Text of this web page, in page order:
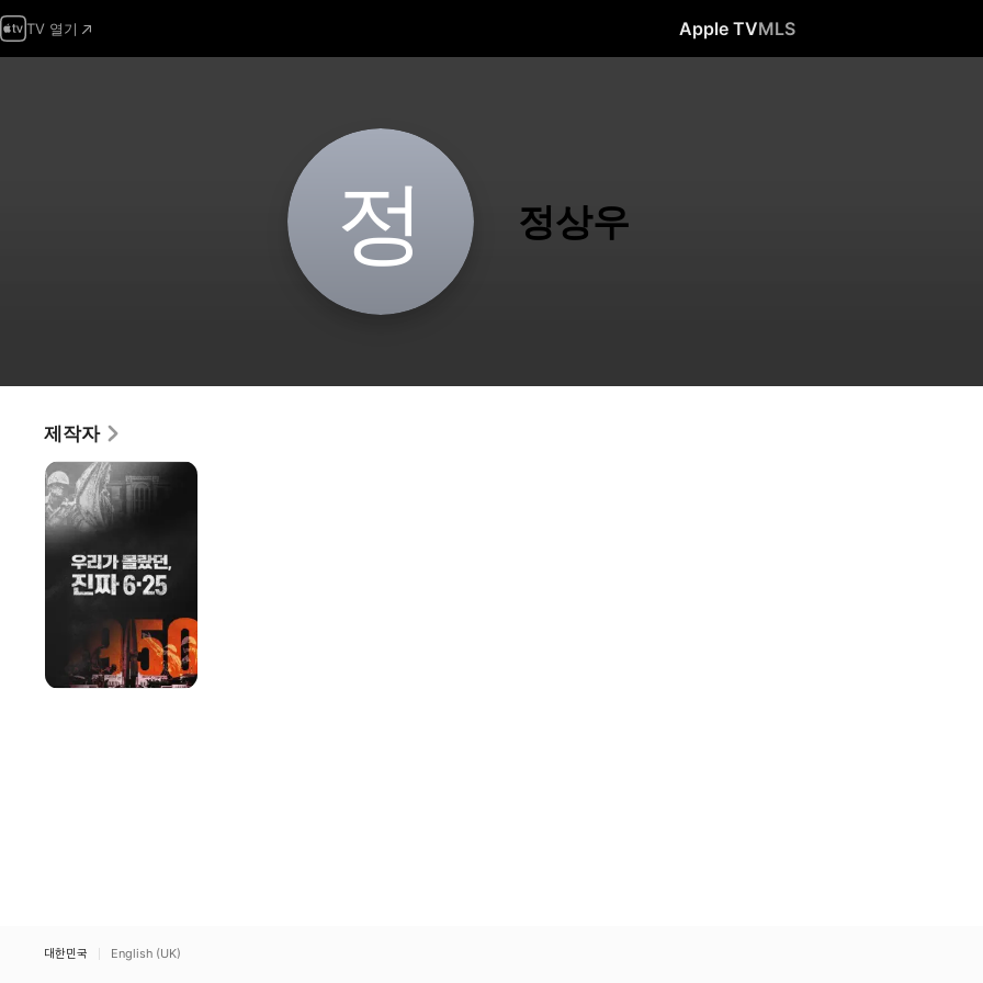
TV 열기 Apple TVMLS
정 정상우
제작자
우리가
몰랐던,
진짜
6.25
대한민국 English (UK)